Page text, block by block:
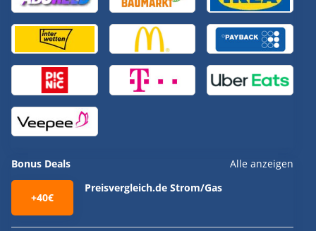
Bonus Deals Alle anzeigen
+40€
Preisvergleich.de Strom/Gas